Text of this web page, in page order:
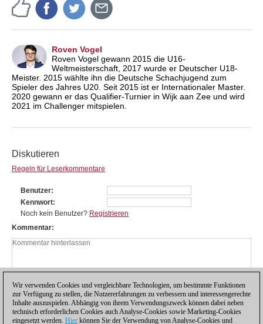
Roven Vogel
Roven Vogel gewann 2015 die U16-
Weltmeisterschaft, 2017 wurde er Deutscher U18-
Meister. 2015 wählte ihn die Deutsche Schachjugend zum
Spieler des Jahres U20. Seit 2015 ist er Internationaler Master.
2020 gewann er das Qualifier-Turnier in Wijk aan Zee und wird
2021 im Challenger mitspielen.
Diskutieren
Regeln für Leserkommentare
Benutzer
Kennwort
Noch kein Benutzer? Registrieren
Kommentar
Wir verwenden Cookies und vergleichbare Technologien, um bestimmte Funktionen
zur Verfügung zu stellen, die Nutzererfahrungen zu verbessern und interessengerechte
Inhalte auszuspielen. Abhängig von ihrem Verwendungszweck können dabei neben
technisch erforderlichen Cookies auch Analyse-Cookies sowie Marketing-Cookies
eingesetzt werden. Hier können Sie der Verwendung von Analyse-Cookies und